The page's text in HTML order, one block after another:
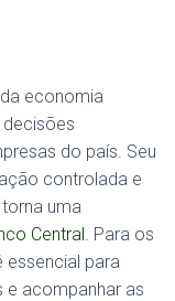
economia
decisões
do país. Seu
controlada e
uma
Central. Para os
essencial para
acompanhar as